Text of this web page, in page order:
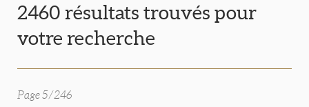
2460 résultats trouvés pour
votre recherche
Page 5/246